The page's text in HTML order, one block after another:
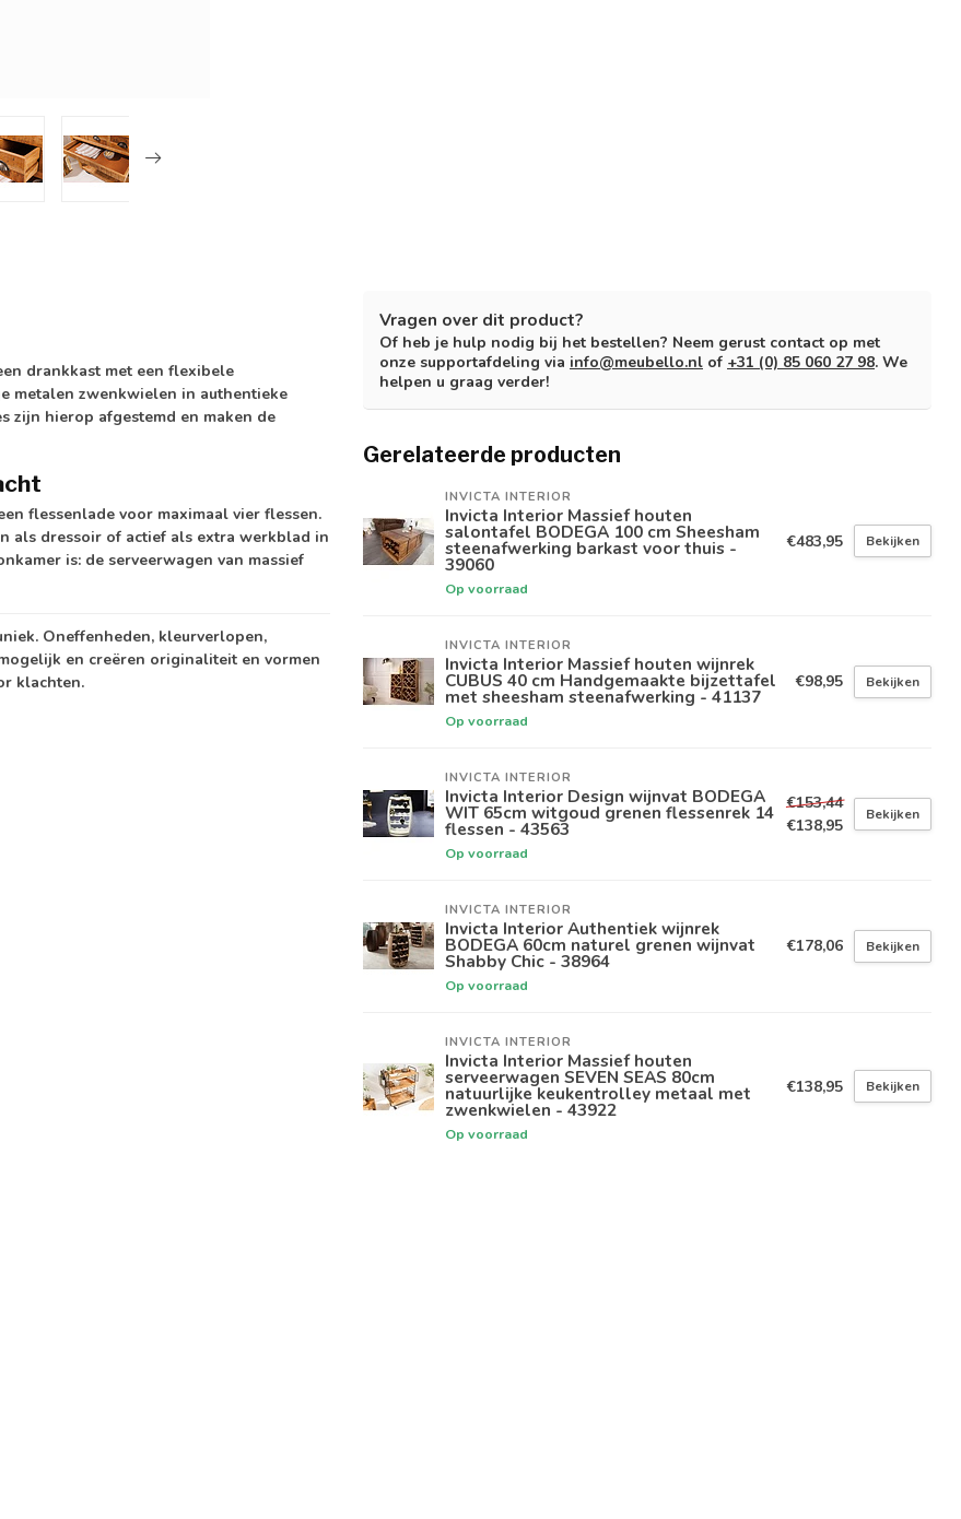
drankkast met een flexibele
metalen zwenkwielen in authentieke
zijn hierop afgestemd en maken de
flessenlade voor maximaal vier flessen.
als dressoir of actief als extra werkblad in
is: de serveerwagen van massief
Oneffenheden, kleurverlopen,
en creëren originaliteit en vormen
klachten.
Vragen over dit product?
Of heb je hulp nodig bij het bestellen? Neem gerust contact op met
onze supportafdeling via info@meubello.nl of +31 (0) 85 060 27 98. We
helpen u graag verder!
Gerelateerde producten
INVICTA INTERIOR
Invicta Interior Massief houten
salontafel BODEGA 100 cm Sheesham
steenafwerking barkast voor thuis -
39060
Op voorraad
€483,95 Bekijken
INVICTA INTERIOR
Invicta Interior Massief houten wijnrek
CUBUS 40 cm Handgemaakte bijzettafel
met sheesham steenafwerking - 41137
Op voorraad
€98,95 Bekijken
INVICTA INTERIOR
Invicta Interior Design wijnvat BODEGA
WIT 65cm witgoud grenen flessenrek 14
flessen - 43563
Op voorraad
€153,44
€138,95
Bekijken
INVICTA INTERIOR
Invicta Interior Authentiek wijnrek
BODEGA 60cm naturel grenen wijnvat
Shabby Chic - 38964
Op voorraad
€178,06 Bekijken
INVICTA INTERIOR
Invicta Interior Massief houten
serveerwagen SEVEN SEAS 80cm
natuurlijke keukentrolley metaal met
zwenkwielen - 43922
Op voorraad
€138,95 Bekijken